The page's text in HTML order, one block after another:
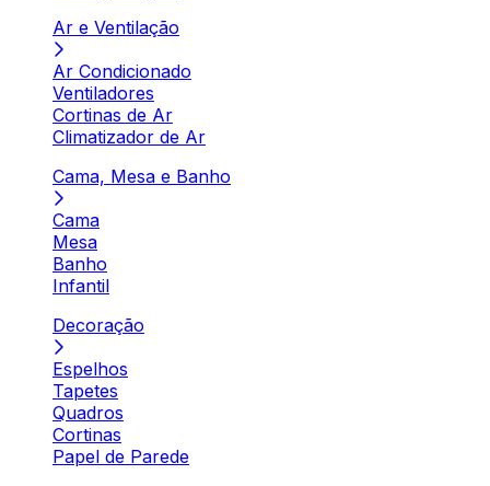
Ar e Ventilação
Ar Condicionado
Ventiladores
Cortinas de Ar
Climatizador de Ar
Cama, Mesa e Banho
Cama
Mesa
Banho
Infantil
Decoração
Espelhos
Tapetes
Quadros
Cortinas
Papel de Parede